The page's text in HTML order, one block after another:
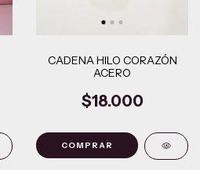
CADENA HILO CORAZÓN
ACERO
$18.000